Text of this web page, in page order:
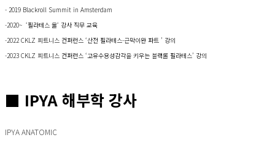
- 2019 Blackroll Summit in Amsterdam
-2020~ ‘필라테스 율‘ 강사 직무 교육
-2022 CKLZ 피트니스 컨퍼런스 ‘산전 필라테스-근막이완 파트 ’ 강의
-2023 CKLZ 피트니스 컨퍼런스 ‘고유수용성감각을 키우는 블랙롤 필라테스’ 강의
■ IPYA 해부학 강사
IPYA ANATOMIC